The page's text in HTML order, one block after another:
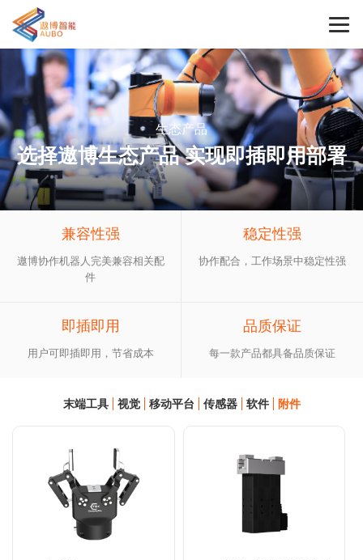
生态产品
选择遨博生态产品 实现即插即用部署
兼容性强
遨博协作机器人完美兼容相关配
件
稳定性强
协作配合，工作场景中稳定性强
即插即用
用户可即插即用，节省成本
品质保证
每一款产品都具备品质保证
末端工具 视觉 移动平台 传感器 软件 附件